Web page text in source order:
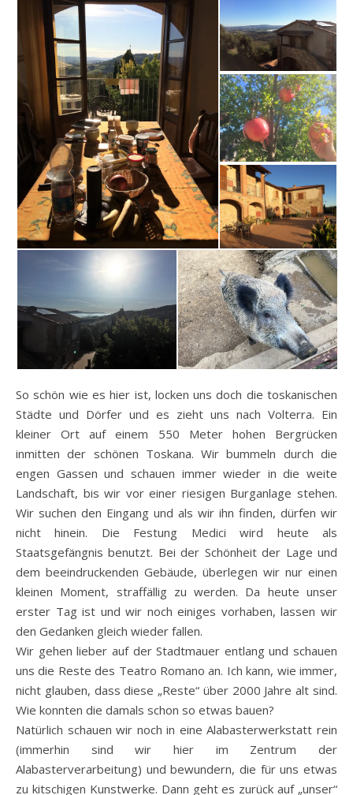
So schön wie es hier ist, locken uns doch die toskanischen
Städte und Dörfer und es zieht uns nach Volterra. Ein
kleiner Ort auf einem 550 Meter hohen Bergrücken
inmitten der schönen Toskana. Wir bummeln durch die
engen Gassen und schauen immer wieder in die weite
Landschaft, bis wir vor einer riesigen Burganlage stehen.
Wir suchen den Eingang und als wir ihn finden, dürfen wir
nicht hinein. Die Festung Medici wird heute als
Staatsgefängnis benutzt. Bei der Schönheit der Lage und
dem beeindruckenden Gebäude, überlegen wir nur einen
kleinen Moment, straffällig zu werden. Da heute unser
erster Tag ist und wir noch einiges vorhaben, lassen wir
den Gedanken gleich wieder fallen.
Wir gehen lieber auf der Stadtmauer entlang und schauen
uns die Reste des Teatro Romano an. Ich kann, wie immer,
nicht glauben, dass diese „Reste“ über 2000 Jahre alt sind.
Wie konnten die damals schon so etwas bauen?
Natürlich schauen wir noch in eine Alabasterwerkstatt rein
(immerhin sind wir hier im Zentrum der
Alabasterverarbeitung) und bewundern, die für uns etwas
zu kitschigen Kunstwerke. Dann geht es zurück auf „unser“